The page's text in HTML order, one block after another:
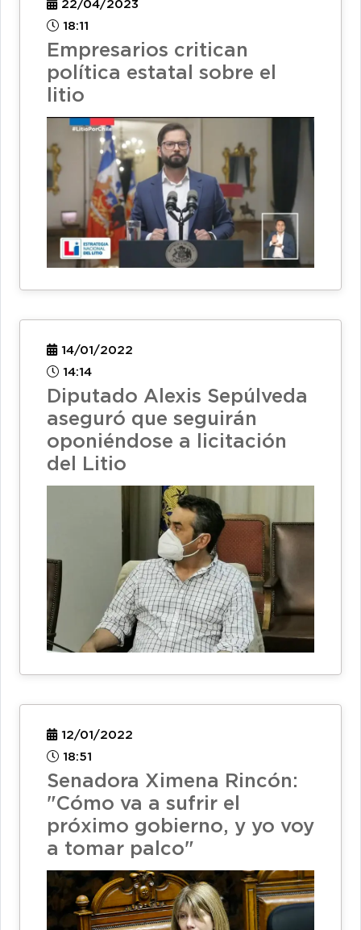
22/04/2023
18:11
Empresarios critican
política estatal sobre el
litio
14/01/2022
14:14
Diputado Alexis Sepúlveda
aseguró que seguirán
oponiéndose a licitación
del Litio
12/01/2022
18:51
Senadora Ximena Rincón:
"Cómo va a sufrir el
próximo gobierno, y yo voy
a tomar palco"